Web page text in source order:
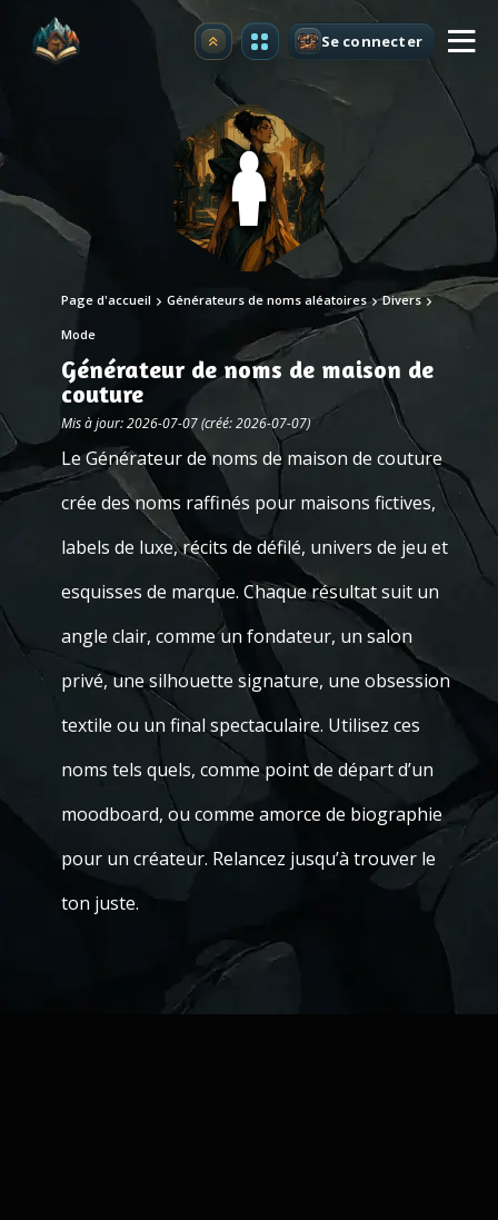
Premium Se connecter
Page d'accueil Générateurs de noms aléatoires Divers
Mode
Générateur de noms de maison de
couture
Mis à jour: 2026-07-07 (créé: 2026-07-07)
Le Générateur de noms de maison de couture
crée des noms raffinés pour maisons fictives,
labels de luxe, récits de défilé, univers de jeu et
esquisses de marque. Chaque résultat suit un
angle clair, comme un fondateur, un salon
privé, une silhouette signature, une obsession
textile ou un final spectaculaire. Utilisez ces
noms tels quels, comme point de départ d’un
moodboard, ou comme amorce de biographie
pour un créateur. Relancez jusqu’à trouver le
ton juste.